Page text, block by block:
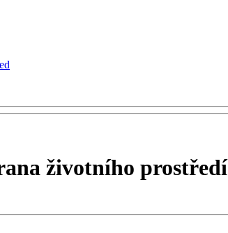
životního prostředí